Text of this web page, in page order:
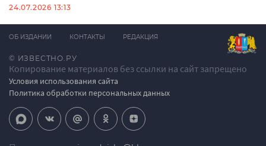
24.07.2026 13:13
© ИЗВЕСТНО.РУ
Копирование материалов без ссылки на сайт запрещено
Условия использования сайта
Политика обработки персональных данных
ОБ ИЗДАНИИ КОНТАКТЫ РЕДАКЦИЯ